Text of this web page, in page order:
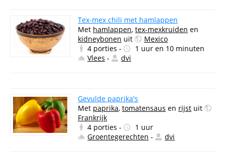
Tex-mex chili met hamlappen
Met hamlappen, tex-mexkruiden en
kidneybonen uit
Mexico
4 porties -
1 uur en 10 minuten
Vlees - dvi
Gevulde paprika's
Met paprika, tomatensaus en rijst uit
Frankrijk
4 porties -
1 uur
Groentegerechten - dvi